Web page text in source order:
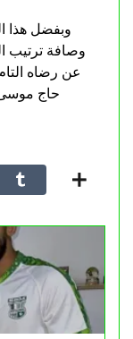
وصافة ترتيب
عن رضاه
حاج موسى